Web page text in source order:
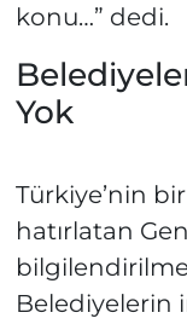
konu…” dedi.
Yok
Türkiye’nin
hatırlatan
Belediyelerin